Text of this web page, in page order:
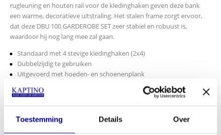
Toestemming Details Over
rugleuning en houten rail voor de kledinghaken geven deze bank
een warme, decoratieve uitstraling. Het stalen frame zorgt ervoor,
dat deze DBU 100 GARDEROBE SET zeer stabiel en robuust is,
waardoor hij nog lang mee zal gaan.
Standaard met 4 stevige kledinghaken (2x4)
Dubbelzijdig te gebruiken
Uitgevoerd met hoeden- en schoenenplank
Grijs frame met houten, mooi afgewerkte latten
Hout geeft deze set een warme uitstraling
Artikel nummer DBU.TBG.100.GR